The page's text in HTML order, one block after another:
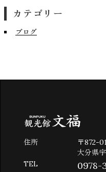
カテゴリー
ブログ
住所
〒872-
大分県
TEL
0978-